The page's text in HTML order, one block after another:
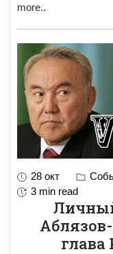
more..
28 окт
3 min read
глава